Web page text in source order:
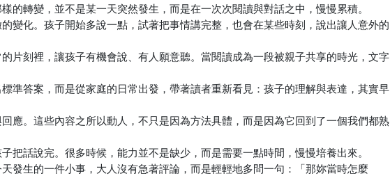
轉變，並不是某一天突然發生，而是在一次次閱讀與對話之中，慢慢累積。
變化。孩子開始多說一點，試著把事情講完整，也會在某些時刻，說出讓人意外的
片刻裡，讓孩子有機會說、有人願意聽。當閱讀成為一段被親子共享的時光，文字
準答案，而是從家庭的日常出發，帶著讀者重新看見：孩子的理解與表達，其實早
應。這些內容之所以動人，不只是因為方法具體，而是因為它回到了一個我們都熟
話說完。很多時候，能力並不是缺少，而是需要一點時間，慢慢培養出來。
發生的一件小事，大人沒有急著評論，而是輕輕地多問一句：「那妳當時怎麼